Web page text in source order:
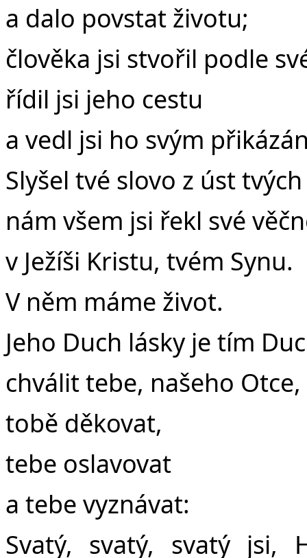
a dalo povstat životu;
člověka jsi stvořil podle
řídil jsi jeho cestu
a vedl jsi ho svým
Slyšel tvé slovo z úst
nám všem jsi řekl své
v Ježíši Kristu, tvém Synu.
V něm máme život.
Jeho Duch lásky je tím
chválit tebe, našeho Otce,
tobě děkovat,
tebe oslavovat
a tebe vyznávat:
Svatý, svatý, svatý jsi,